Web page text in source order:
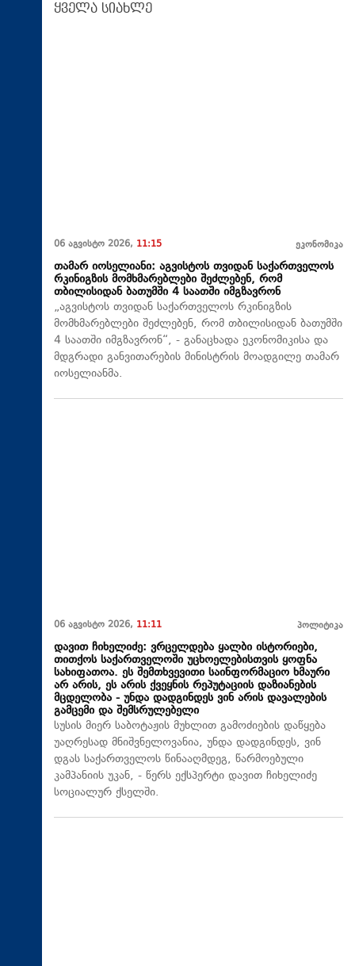
ყველა სიახლე
06 აგვისტო 2026, 11:15 ეკონომიკა
თამარ იოსელიანი: აგვისტოს თვიდან საქართველოს
რკინიგზის მომხმარებლები შეძლებენ, რომ
თბილისიდან ბათუმში 4 საათში იმგზავრონ
„აგვისტოს თვიდან საქართველოს რკინიგზის
მომხმარებლები შეძლებენ, რომ თბილისიდან ბათუმში
4 საათში იმგზავრონ“, - განაცხადა ეკონომიკისა და
მდგრადი განვითარების მინისტრის მოადგილე თამარ
იოსელიანმა.
06 აგვისტო 2026, 11:11 პოლიტიკა
დავით ჩიხელიძე: ვრცელდება ყალბი ისტორიები,
თითქოს საქართველოში უცხოელებისთვის ყოფნა
სახიფათოა. ეს შემთხვევითი საინფორმაციო ხმაური
არ არის, ეს არის ქვეყნის რეპუტაციის დაზიანების
მცდელობა - უნდა დადგინდეს ვინ არის დავალების
გამცემი და შემსრულებელი
სუსის მიერ საბოტაჟის მუხლით გამოძიების დაწყება
უაღრესად მნიშვნელოვანია, უნდა დადგინდეს, ვინ
დგას საქართველოს წინააღმდეგ, წარმოებული
კამპანიის უკან, - წერს ექსპერტი დავით ჩიხელიძე
სოციალურ ქსელში.